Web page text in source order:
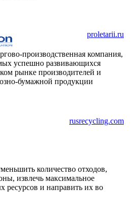
proletarii.ru
производственная компания,
успешно развивающихся
рынке производителей и
бумажной продукции
rusrecycling.com
количество отходов,
извлечь максимальное
ресурсов и направить их во